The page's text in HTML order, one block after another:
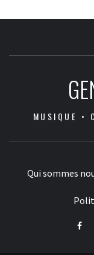
MUSIQUE •
Qui sommes